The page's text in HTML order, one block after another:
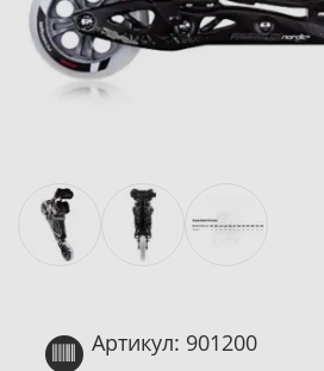
Артикул: 901200